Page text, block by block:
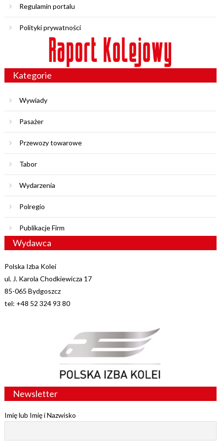
Regulamin portalu
Polityki prywatności
Kategorie
Wywiady
Pasażer
Przewozy towarowe
Tabor
Wydarzenia
Polregio
Publikacje Firm
Wydawca
Polska Izba Kolei
ul. J. Karola Chodkiewicza 17
85-065 Bydgoszcz
tel: +48 52 324 93 80
Newsletter
Imię lub Imię i Nazwisko